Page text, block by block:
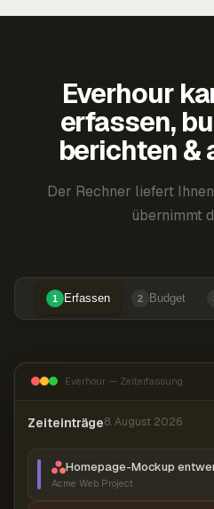
Everhour
erfassen,
berichten &
Der Rechner liefert
übernimmt
1 Erfassen 2 Budget
Everhour — Zeiterfassung
Zeiteinträge8. August 2026
Homepage-Mockup
Acme Web Project